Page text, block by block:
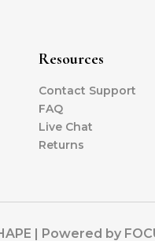
Resources
Contact Support
FAQ
Live Chat
Returns
| Powered by